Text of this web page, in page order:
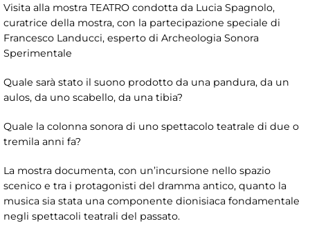
Visita alla mostra TEATRO condotta da Lucia Spagnolo,
curatrice della mostra, con la partecipazione speciale di
Francesco Landucci, esperto di Archeologia Sonora
Sperimentale
Quale sarà stato il suono prodotto da una pandura, da un
aulos, da uno scabello, da una tibia?
Quale la colonna sonora di uno spettacolo teatrale di due o
tremila anni fa?
La mostra documenta, con un’incursione nello spazio
scenico e tra i protagonisti del dramma antico, quanto la
musica sia stata una componente dionisiaca fondamentale
negli spettacoli teatrali del passato.